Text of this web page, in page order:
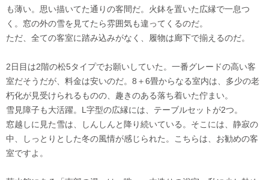
も薄い。思い描いてた通りの客間だ。火鉢を置いた広縁で一息つ
く。窓の外の雪を見てたら雰囲気も違ってくるのだ。
ただ、全ての客室に踏み込みがなく、履物は廊下で揃えるのだ。
2日目は2階の松5タイプでお願いしていた。一番グレードの高い客
室だそうだが、料金は安いのだ。8＋6畳からなる室内は、多少の老
朽化が見受けられるものの、趣きのある落ち着いた佇まい。
雪見障子も大活躍。L字型の広縁には、テーブルセットが2つ。
窓越しに見た雪は、しんしんと降り続いている。そこには、静寂の
中、しっとりとした冬の風情が感じられた。こちらは、お勧めの客
室ですよ。